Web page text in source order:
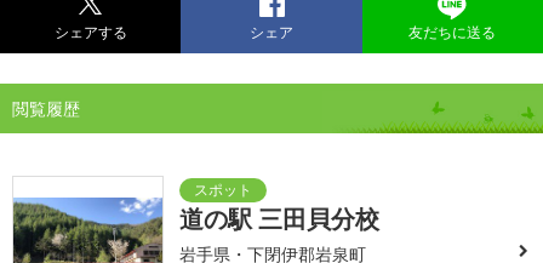
シェアする シェア 友だちに送る
閲覧履歴
道の駅 三田貝分校
岩手県・下閉伊郡岩泉町